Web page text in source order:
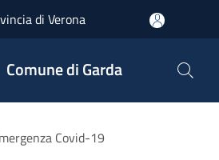
di Verona
Comune di Garda
Covid-19